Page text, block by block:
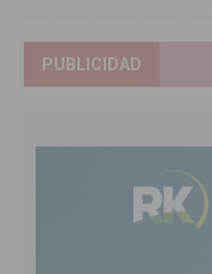
PUBLICIDAD